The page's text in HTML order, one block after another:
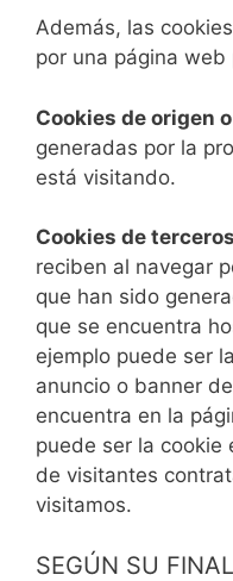
Además, las
por una página web
Cookies de origen
generadas por la
está visitando.
Cookies de
reciben al navegar
que han sido
que se encuentra
ejemplo puede ser
anuncio o banner
encuentra en la
puede ser la cookie
de visitantes
visitamos.
SEGÚN SU